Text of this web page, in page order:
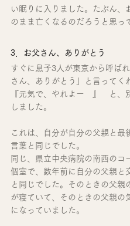
い眠りに入りました。たぶん、
のまま亡くなるのだろうと思っ
3．お父さん、ありがとう
すぐに息子3人が東京から呼ば
さん、ありがとう」と言ってく
『元気で、やれよー　』　と、
しました。
これは、自分が自分の父親と最
言葉と同じでした。
同じ、県立中央病院の南西のコ
個室で、数年前に自分の父親と
と同じでした。そのときの父親
が寝ていて、そのときの父親の
になっていました。